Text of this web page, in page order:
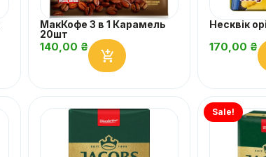
МакКофе 3 в 1 Карамель
20шт
140,00 ₴
Несквік
170,00 ₴
Sale!